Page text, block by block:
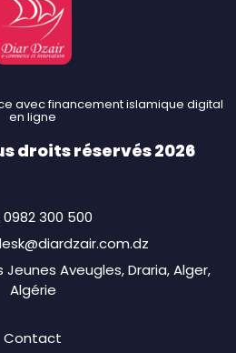
avec financement islamique digital
en ligne
droits réservés 2026
0982 300 500
Aveugles, Draria, Alger,
Algérie
Contact